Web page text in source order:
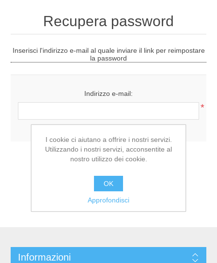
Recupera password
Inserisci l'indirizzo e-mail al quale inviare il link per reimpostare
la password
Indirizzo e-mail:
*
Informazioni
I cookie ci aiutano a offrire i nostri servizi.
Utilizzando i nostri servizi, acconsentite al
nostro utilizzo dei cookie.
OK
Approfondisci